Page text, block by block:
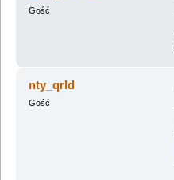
Gość
nty_qrld
Gość